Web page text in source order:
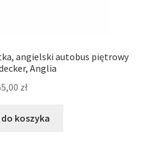
angielski autobus piętrowy
Anglia
zł
koszyka